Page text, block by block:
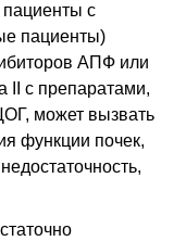
с
пациенты)
АПФ или
II с препаратами,
может вызвать
функции почек,